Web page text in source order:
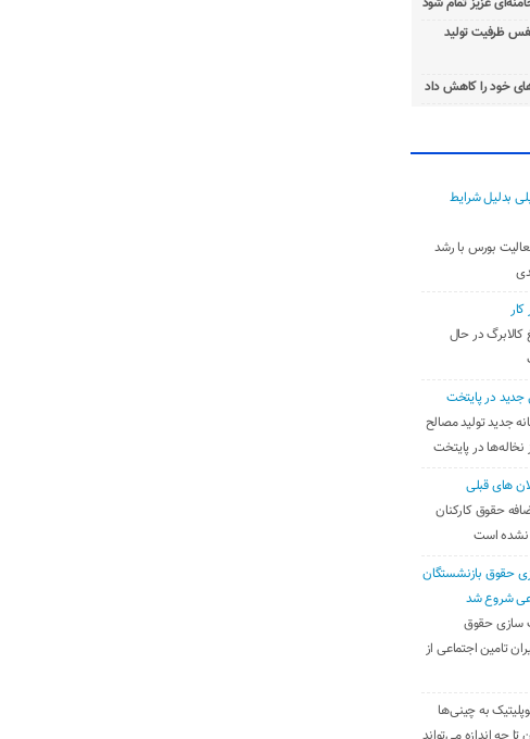
ظرفیت تولید
خود را کاهش داد
بدلیل شرایط
بورس با رشد
کار
کالابرگ در حال
جدید در پایتخت
جدید تولید مصالح
نخاله‌ها در پایتخت
های قبلی
حقوق کارکنان
نشده است
حقوق بازنشستگان
شروع شد
سازی حقوق
تامین اجتماعی از
به چینی‌ها